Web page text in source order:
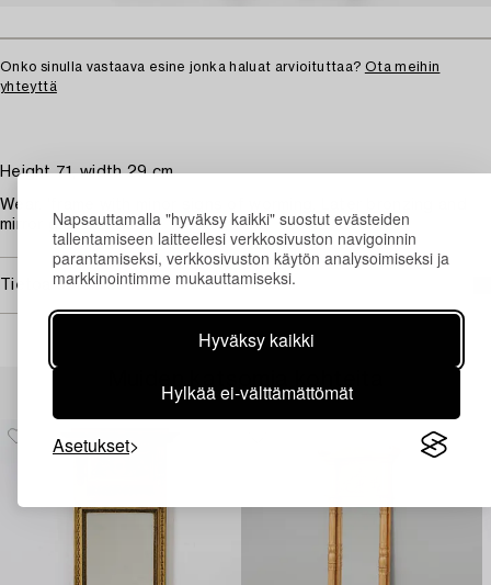
Napsauttamalla "hyväksy kaikki" suostut evästeiden
tallentamiseen laitteellesi verkkosivuston navigoinnin
parantamiseksi, verkkosivuston käytön analysoimiseksi ja
markkinointimme mukauttamiseksi.
Hyväksy kaikki
Hylkää ei-välttämättömät
Asetukset
Onko sinulla vastaava esine jonka haluat arvioituttaa? Ota meihin
yhteyttä
Height 71, width 29 cm.
Wear. 'frame with minor signs of worming. Later bronzing and
mirror glass.
Tietoa ostamisesta